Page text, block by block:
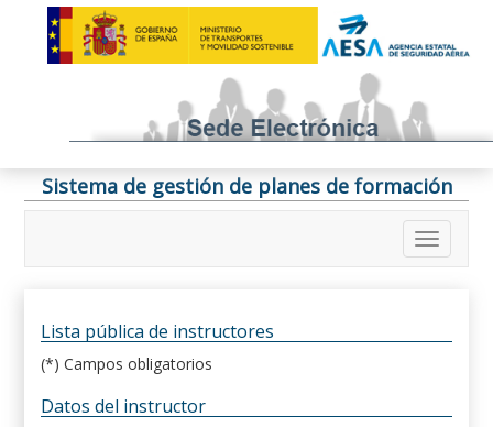
Sistema de gestión de planes de formación
Lista pública de instructores
(*) Campos obligatorios
Datos del instructor